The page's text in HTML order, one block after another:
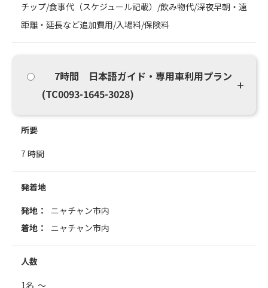
チップ/食事代（スケジュール記載）/飲み物代/深夜早朝・遠
距離・延長など追加費用/入場料/保険料
7時間 日本語ガイド・専用車利用プラン
(TC0093-1645-3028)
所要
7 時間
発着地
発地：
ニャチャン市内
着地：
ニャチャン市内
人数
1名 ～